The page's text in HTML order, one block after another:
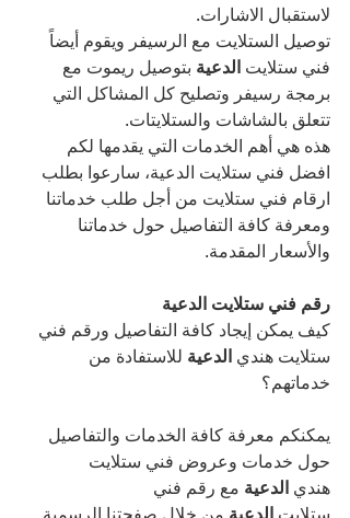
لاستقبال الاشارات.
توصيل الستلايت مع الرسيفر ويقوم أيضاً
فني ستلايت الدعية بتوصيل ريموت مع
برمجة رسيفر وتصليح كل المشاكل التي
تتعلق بالشاشات والستلايتات.
هذه هي أهم الخدمات التي يقدمها لكم
افضل فني ستلايت الدعية، سارعوا بطلب
ارقام فني ستلايت من أجل طلب خدماتنا
ومعرفة كافة التفاصيل حول خدماتنا
والأسعار المقدمة.
رقم فني ستلايت الدعية
كيف يمكن إيجاد كافة التفاصيل ورقم فني
ستلايت هندي الدعية للاستفادة من
خدماتهم؟
يمكنكم معرفة كافة الخدمات والتفاصيل
حول خدمات وعروض فني ستلايت
هندي الدعية مع رقم فني